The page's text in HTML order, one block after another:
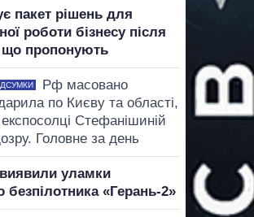
пакет рішень для
роботи бізнесу після
пропонують
Рф масовано
по Києву та області,
Стефанішиній
Головне за день
уламки
безпілотника «Герань-2»